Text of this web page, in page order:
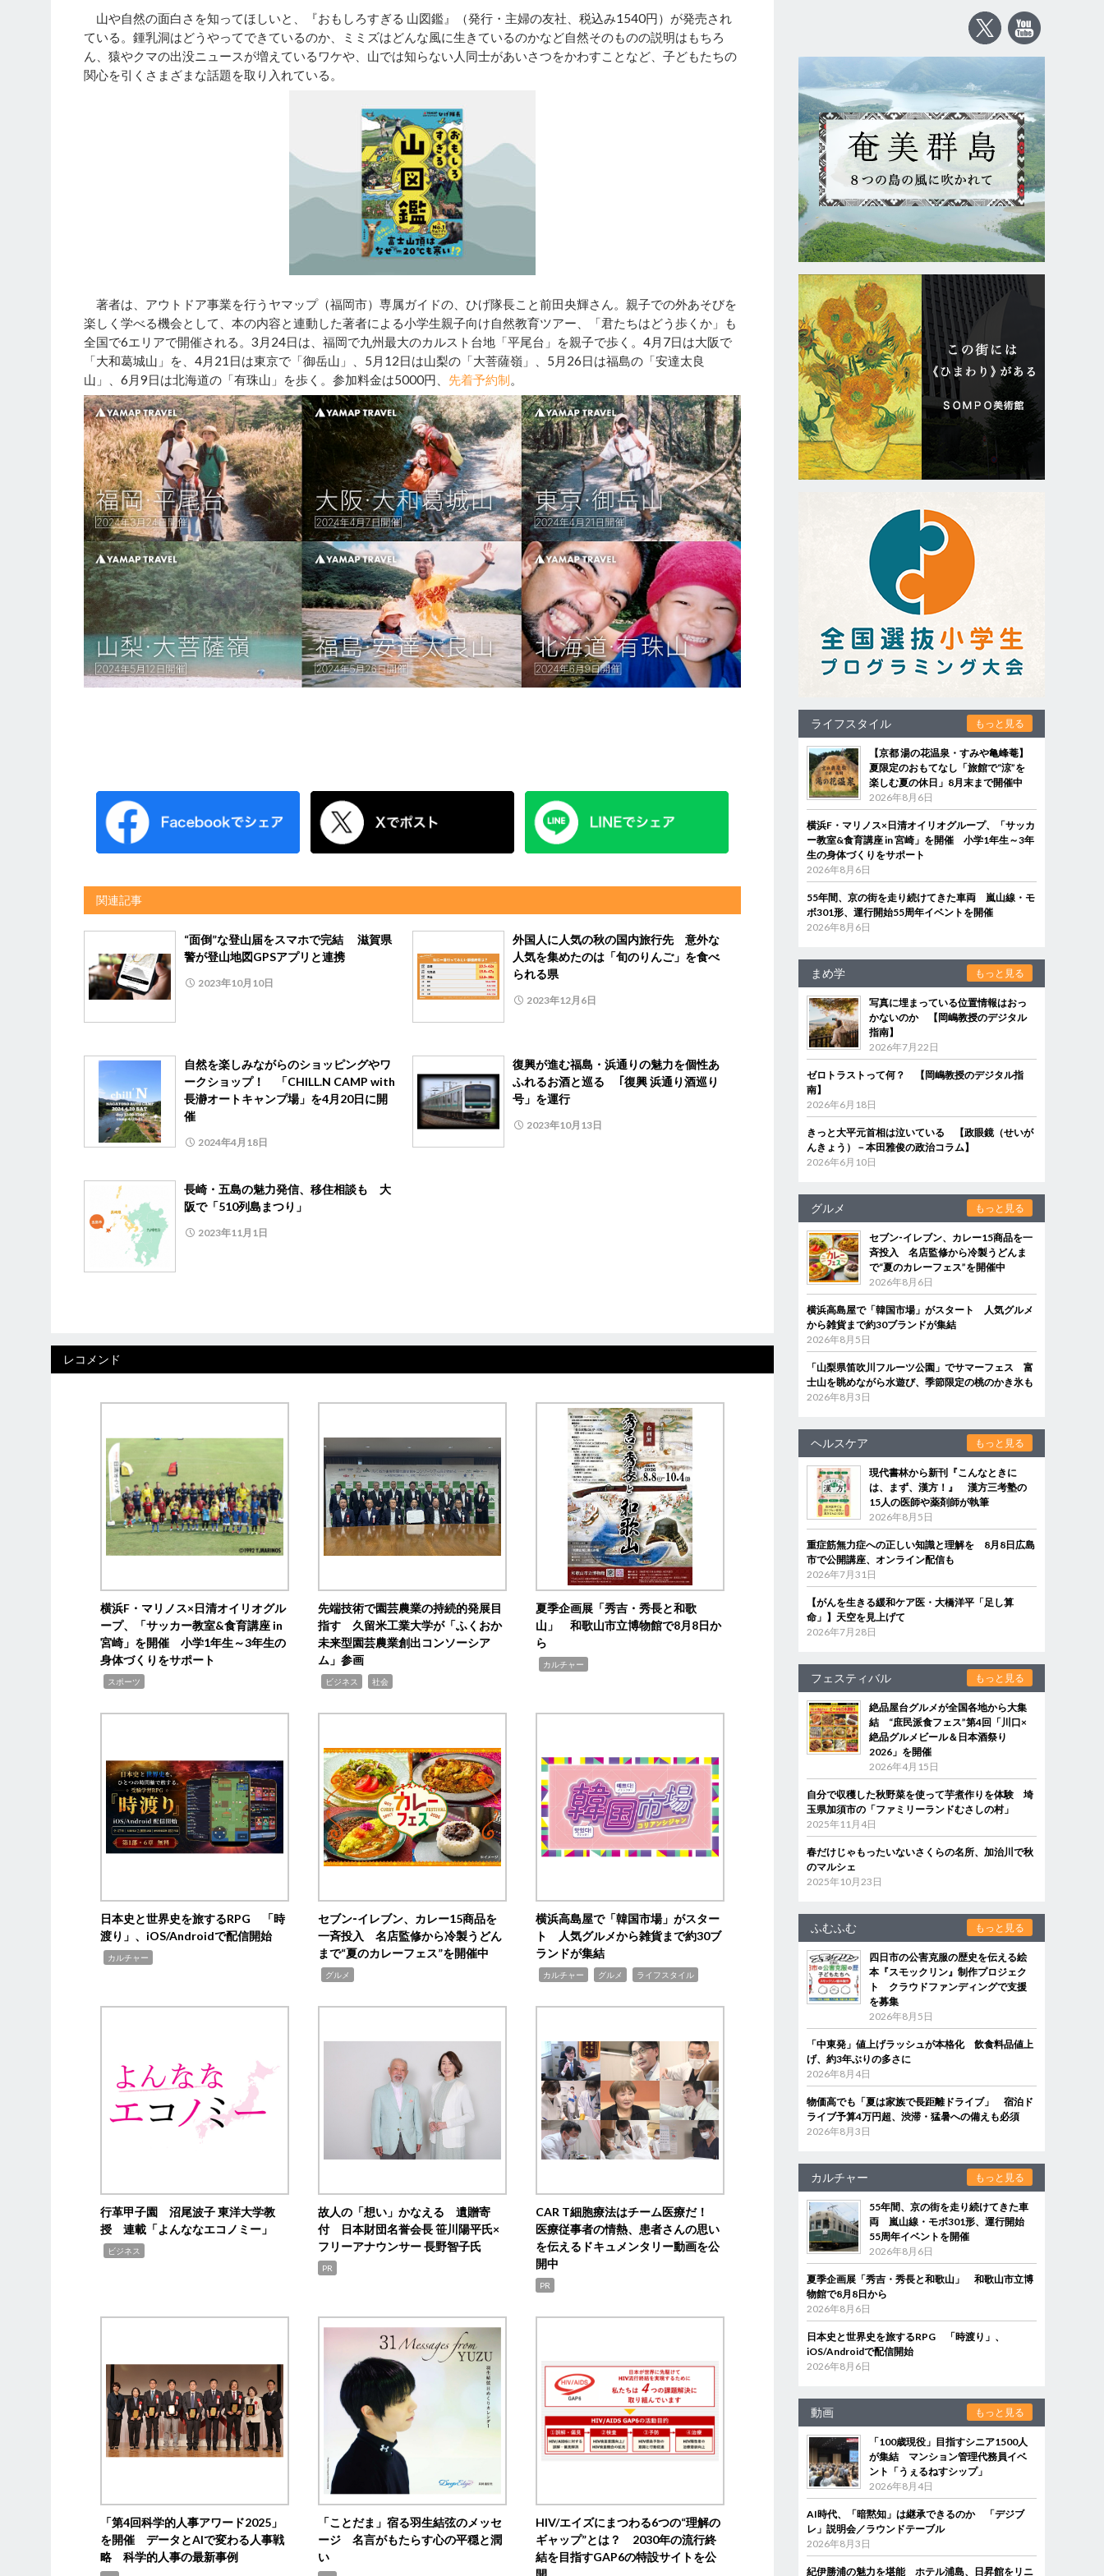
山や自然の面白さを知ってほしいと、『おもしろすぎる 山図鑑』（発行・主婦の友社、税込み1540円）が発売され
ている。鍾乳洞はどうやってできているのか、ミミズはどんな風に生きているのかなど自然そのものの説明はもちろ
ん、猿やクマの出没ニュースが増えているワケや、山では知らない人同士があいさつをかわすことなど、子どもたちの
関心を引くさまざまな話題を取り入れている。
著者は、アウトドア事業を行うヤマップ（福岡市）専属ガイドの、ひげ隊長こと前田央輝さん。親子での外あそびを
楽しく学べる機会として、本の内容と連動した著者による小学生親子向け自然教育ツアー、「君たちはどう歩くか」も
全国で6エリアで開催される。3月24日は、福岡で九州最大のカルスト台地「平尾台」を親子で歩く。4月7日は大阪で
「大和葛城山」を、4月21日は東京で「御岳山」、5月12日は山梨の「大菩薩嶺」、5月26日は福島の「安達太良
山」、6月9日は北海道の「有珠山」を歩く。参加料金は5000円、 先着予約制 。
関連記事
“面倒”な登山届をスマホで完結 滋賀県
警が登山地図GPSアプリと連携
2023年10月10日
外国人に人気の秋の国内旅行先 意外な
人気を集めたのは「旬のりんご」を食べ
られる県
2023年12月6日
自然を楽しみながらのショッピングやワ
ークショップ！ 「CHILL.N CAMP with
長瀞オートキャンプ場」を4月20日に開
催
2024年4月18日
復興が進む福島・浜通りの魅力を個性あ
ふれるお酒と巡る ｢復興 浜通り酒巡り
号」を運行
2023年10月13日
長崎・五島の魅力発信、移住相談も 大
阪で「510列島まつり」
2023年11月1日
レコメンド
横浜F・マリノス×日清オイリオグル
ープ、「サッカー教室&食育講座 in
宮崎」を開催 小学1年生～3年生の
身体づくりをサポート
スポーツ
先端技術で園芸農業の持続的発展目
指す 久留米工業大学が「ふくおか
未来型園芸農業創出コンソーシア
ム」参画
ビジネス 社会
夏季企画展「秀吉・秀長と和歌
山」 和歌山市立博物館で8月8日か
ら
カルチャー
日本史と世界史を旅するRPG 「時
渡り」、iOS/Androidで配信開始
カルチャー
セブン‐イレブン、カレー15商品を
一斉投入 名店監修から冷製うどん
まで“夏のカレーフェス”を開催中
グルメ
横浜高島屋で「韓国市場」がスター
ト 人気グルメから雑貨まで約30ブ
ランドが集結
カルチャー グルメ ライフスタイル
行革甲子園 沼尾波子 東洋大学教
授 連載「よんななエコノミー」
ビジネス
故人の「想い」かなえる 遺贈寄
付 日本財団名誉会長 笹川陽平氏×
フリーアナウンサー 長野智子氏
PR
CAR T細胞療法はチーム医療だ！
医療従事者の情熱、患者さんの思い
を伝えるドキュメンタリー動画を公
開中
PR
「第4回科学的人事アワード2025」
を開催 データとAIで変わる人事戦
略 科学的人事の最新事例
「ことだま」宿る羽生結弦のメッセ
ージ 名言がもたらす心の平穏と潤
い
HIV/エイズにまつわる6つの“理解の
ギャップ”とは？ 2030年の流行終
結を目指すGAP6の特設サイトを公
ライフスタイル もっと見る
【京都 湯の花温泉・すみや亀峰菴】
夏限定のおもてなし「旅館で“涼”を
楽しむ夏の休日」8月末まで開催中
2026年8月6日
横浜F・マリノス×日清オイリオグループ、「サッカ
ー教室&食育講座 in 宮崎」を開催 小学1年生～3年
生の身体づくりをサポート
2026年8月6日
55年間、京の街を走り続けてきた車両 嵐山線・モ
ボ301形、運行開始55周年イベントを開催
2026年8月6日
まめ学 もっと見る
写真に埋まっている位置情報はおっ
かないのか 【岡嶋教授のデジタル
指南】
2026年7月22日
ゼロトラストって何？ 【岡嶋教授のデジタル指
南】
2026年6月18日
きっと大平元首相は泣いている 【政眼鏡（せいが
んきょう）－本田雅俊の政治コラム】
2026年6月10日
グルメ もっと見る
セブン‐イレブン、カレー15商品を一
斉投入 名店監修から冷製うどんま
で“夏のカレーフェス”を開催中
2026年8月6日
横浜高島屋で「韓国市場」がスタート 人気グルメ
から雑貨まで約30ブランドが集結
2026年8月5日
「山梨県笛吹川フルーツ公園」でサマーフェス 富
士山を眺めながら水遊び、季節限定の桃のかき氷も
2026年8月3日
ヘルスケア もっと見る
現代書林から新刊『こんなときに
は、まず、漢方！』 漢方三考塾の
15人の医師や薬剤師が執筆
2026年8月5日
重症筋無力症への正しい知識と理解を 8月8日広島
市で公開講座、オンライン配信も
2026年7月31日
【がんを生きる緩和ケア医・大橋洋平「足し算
命」】天空を見上げて
2026年7月28日
フェスティバル もっと見る
絶品屋台グルメが全国各地から大集
結 “庶民派食フェス”第4回「川口×
絶品グルメビール＆日本酒祭り
2026」を開催
2026年4月15日
自分で収穫した秋野菜を使って芋煮作りを体験 埼
玉県加須市の「ファミリーランドむさしの村」
2025年11月4日
春だけじゃもったいないさくらの名所、加治川で秋
のマルシェ
2025年10月23日
ふむふむ もっと見る
四日市の公害克服の歴史を伝える絵
本『スモックリン』制作プロジェク
ト クラウドファンディングで支援
を募集
2026年8月5日
「中東発」値上げラッシュが本格化 飲食料品値上
げ、約3年ぶりの多さに
2026年8月4日
物価高でも「夏は家族で長距離ドライブ」 宿泊ド
ライブ予算4万円超、渋滞・猛暑への備えも必須
2026年8月3日
カルチャー もっと見る
55年間、京の街を走り続けてきた車
両 嵐山線・モボ301形、運行開始
55周年イベントを開催
2026年8月6日
夏季企画展「秀吉・秀長と和歌山」 和歌山市立博
物館で8月8日から
2026年8月6日
日本史と世界史を旅するRPG 「時渡り」、
iOS/Androidで配信開始
2026年8月6日
動画 もっと見る
「100歳現役」目指すシニア1500人
が集結 マンション管理代務員イベ
ント「うぇるねすシップ」
2026年8月4日
AI時代、「暗黙知」は継承できるのか 「デジブ
レ」説明会／ラウンドテーブル
2026年8月3日
紀伊勝浦の魅力を堪能 ホテル浦島、日昇館をリニ